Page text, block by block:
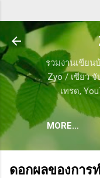
รวมงานเขียน
Zyo / เซียว
เทรด,
MORE…
ดอกผลของการ